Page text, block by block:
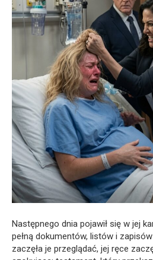
Następnego dnia pojawił się w jej
pełną dokumentów, listów i
zaczęła je przeglądać, jej ręce